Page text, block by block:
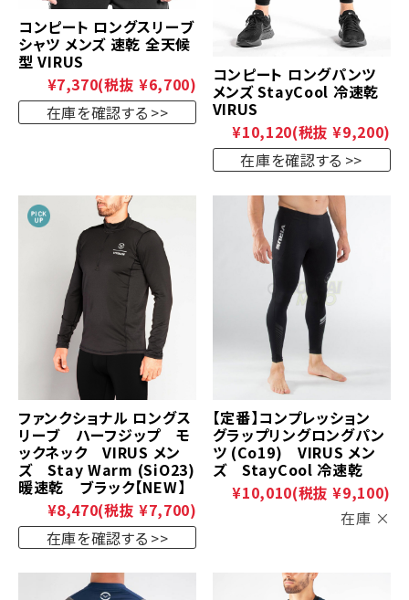
コンピート ロングスリーブ
シャツ メンズ 速乾 全天候
型 VIRUS
¥7,370(税抜 ¥6,700)
在庫を確認する
コンピート ロングパンツ
メンズ StayCool 冷速乾
VIRUS
¥10,120(税抜 ¥9,200)
在庫を確認する
ファンクショナル ロングス
リーブ ハーフジップ モ
ックネック VIRUS メン
ズ Stay Warm (SiO23)
暖速乾 ブラック【NEW】
¥8,470(税抜 ¥7,700)
在庫を確認する
【定番】コンプレッション
グラップリングロングパン
ツ (Co19) VIRUS メン
ズ StayCool 冷速乾
¥10,010(税抜 ¥9,100)
在庫 ×